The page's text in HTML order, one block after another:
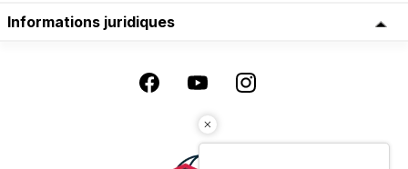
Informations juridiques